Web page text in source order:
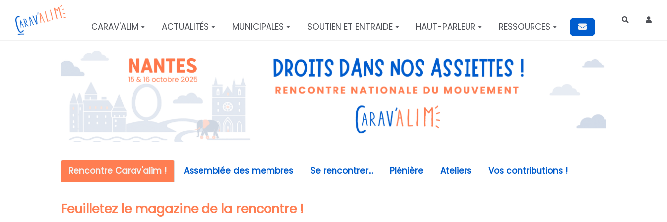
Aller au contenu principal
CARAV'ALIM
ACTUALITÉS MUNICIPALES SOUTIEN ET ENTRAIDE HAUT-PARLEUR RESSOURCES
Rechercher
Rencontre Carav'alim ! Assemblée des membres Se rencontrer... Plénière Ateliers Vos contributions !
Feuilletez le magazine de la rencontre !